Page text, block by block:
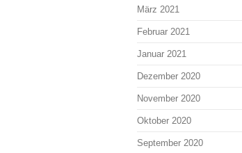
März 2021
Februar 2021
Januar 2021
Dezember 2020
November 2020
Oktober 2020
September 2020